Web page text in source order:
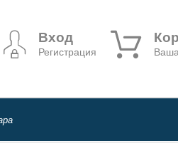
Вход
Регистрация